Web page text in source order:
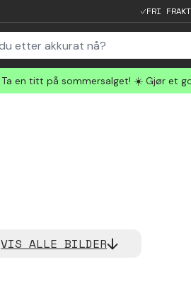
FRI FRAKT
Ta en titt på sommersalget! ☀️ Gjør et
VIS ALLE BILDER